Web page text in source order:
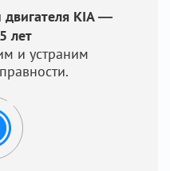
KIA —
лет
и устраним